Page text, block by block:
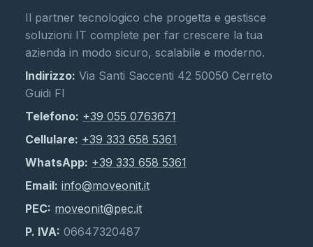
Il partner tecnologico che progetta e gestisce
soluzioni IT complete per far crescere la tua
azienda in modo sicuro, scalabile e moderno.
Indirizzo: Via Santi Saccenti 42 50050 Cerreto
Guidi FI
Telefono: +39 055 0763671
Cellulare: +39 333 658 5361
WhatsApp: +39 333 658 5361
Email: info@moveonit.it
PEC: moveonit@pec.it
P. IVA: 06647320487